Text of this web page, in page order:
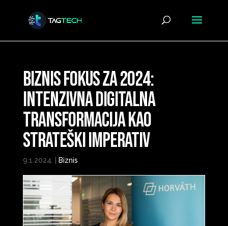
Biznis fokus za 2024:
Intenzivna digitalna
transformacija kao
strateški imperativ
9.1.2024. Biznis